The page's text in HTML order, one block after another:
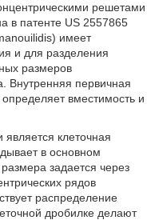
решетами
в патенте US 2557865
имеет
и для разделения
размеров
Внутренняя первичная
вместимость и
клеточная
в основном
задается через
рядов
распределение
дробилке делают